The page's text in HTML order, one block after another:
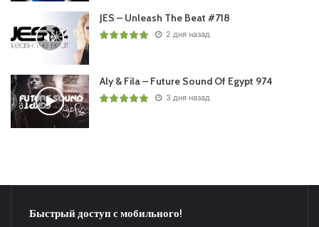
JES – Unleash The Beat #718
2 дня назад
Aly & Fila – Future Sound Of Egypt 974
3 дня назад
Быстрый доступ с мобильного!